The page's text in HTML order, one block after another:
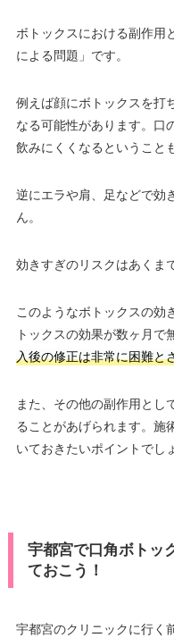
ボトックスにおける副作用
による問題」です。
例えば顔にボトックスを打
なる可能性があります。口
飲みにくくなるということ
逆にエラや肩、足などで効
ん。
効きすぎのリスクはあくま
このようなボトックスの効
トックスの効果が数ヶ月で
入後の修正は非常に困難と
また、その他の副作用とし
ることがあげられます。施
いておきたいポイントでし
宇都宮で口角ボトッ
ておこう！
宇都宮のクリニックに行く